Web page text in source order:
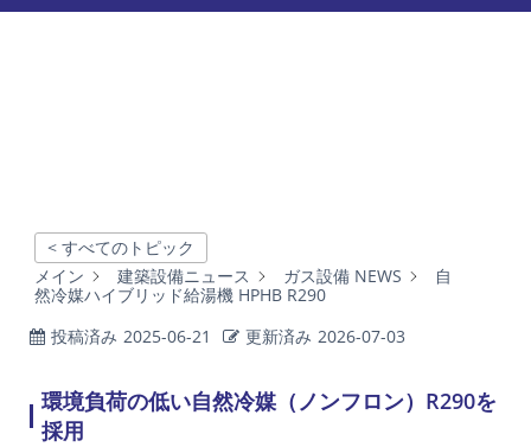
< すべてのトピック
メイン
建築設備ニュース ガス設備 NEWS
自
然冷媒ハイブリッド給湯機 HPHB R290
投稿済み 2025-06-21 更新済み 2026-07-03
環境負荷の低い自然冷媒（ノンフロン）R290を
採用